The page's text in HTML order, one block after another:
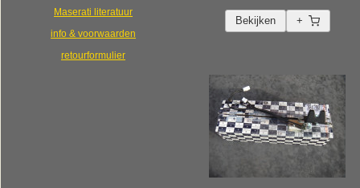
Maserati literatuur
info & voorwaarden
retourformulier
Bekijken +